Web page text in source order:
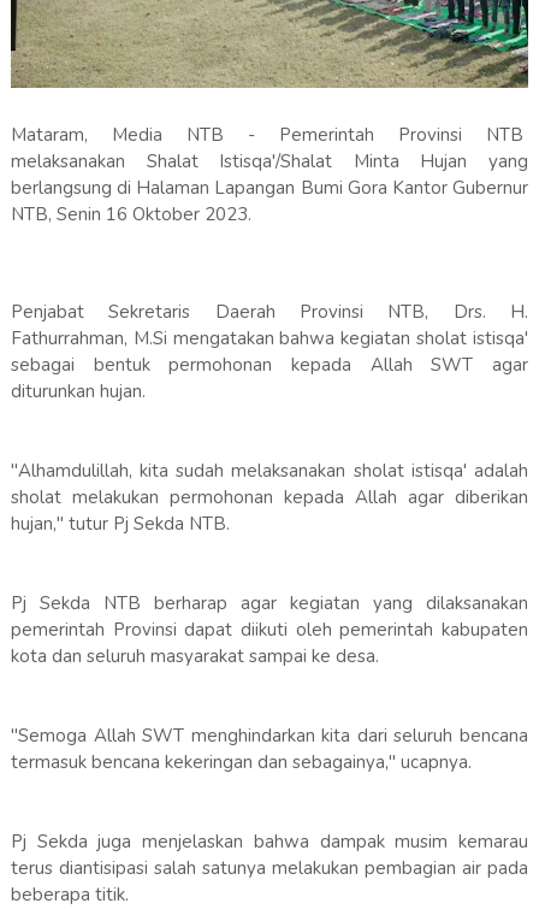
Mataram, Media NTB - Pemerintah Provinsi NTB
melaksanakan Shalat Istisqa'/Shalat Minta Hujan yang
berlangsung di Halaman Lapangan Bumi Gora Kantor Gubernur
NTB, Senin 16 Oktober 2023.
Penjabat Sekretaris Daerah Provinsi NTB, Drs. H.
Fathurrahman, M.Si mengatakan bahwa kegiatan sholat istisqa'
sebagai bentuk permohonan kepada Allah SWT agar
diturunkan hujan.
"Alhamdulillah, kita sudah melaksanakan sholat istisqa' adalah
sholat melakukan permohonan kepada Allah agar diberikan
hujan," tutur Pj Sekda NTB.
Pj Sekda NTB berharap agar kegiatan yang dilaksanakan
pemerintah Provinsi dapat diikuti oleh pemerintah kabupaten
kota dan seluruh masyarakat sampai ke desa.
"Semoga Allah SWT menghindarkan kita dari seluruh bencana
termasuk bencana kekeringan dan sebagainya," ucapnya.
Pj Sekda juga menjelaskan bahwa dampak musim kemarau
terus diantisipasi salah satunya melakukan pembagian air pada
beberapa titik.